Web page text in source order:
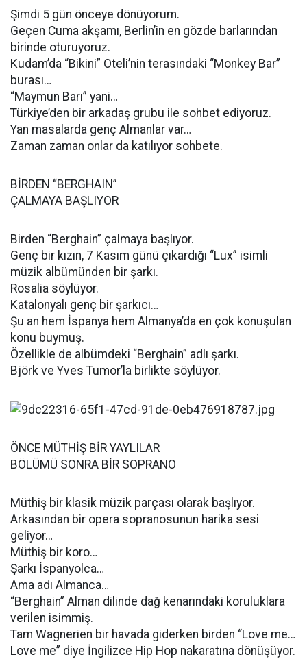
Şimdi 5 gün önceye dönüyorum.
Geçen Cuma akşamı, Berlin’in en gözde barlarından
birinde oturuyoruz.
Kudam’da “Bikini” Oteli’nin terasındaki “Monkey Bar”
burası…
“Maymun Barı” yani…
Türkiye’den bir arkadaş grubu ile sohbet ediyoruz.
Yan masalarda genç Almanlar var…
Zaman zaman onlar da katılıyor sohbete.
BİRDEN “BERGHAIN”
ÇALMAYA BAŞLIYOR
Birden “Berghain” çalmaya başlıyor.
Genç bir kızın, 7 Kasım günü çıkardığı “Lux” isimli
müzik albümünden bir şarkı.
Rosalia söylüyor.
Katalonyalı genç bir şarkıcı…
Şu an hem İspanya hem Almanya’da en çok konuşulan
konu buymuş.
Özellikle de albümdeki “Berghain” adlı şarkı.
Björk ve Yves Tumor’la birlikte söylüyor.
ÖNCE MÜTHİŞ BİR YAYLILAR
BÖLÜMÜ SONRA BİR SOPRANO
Müthiş bir klasik müzik parçası olarak başlıyor.
Arkasından bir opera sopranosunun harika sesi
geliyor…
Müthiş bir koro…
Şarkı İspanyolca…
Ama adı Almanca…
“Berghain” Alman dilinde dağ kenarındaki koruluklara
verilen isimmiş.
Tam Wagnerien bir havada giderken birden “Love me…
Love me” diye İngilizce Hip Hop nakaratına dönüşüyor.